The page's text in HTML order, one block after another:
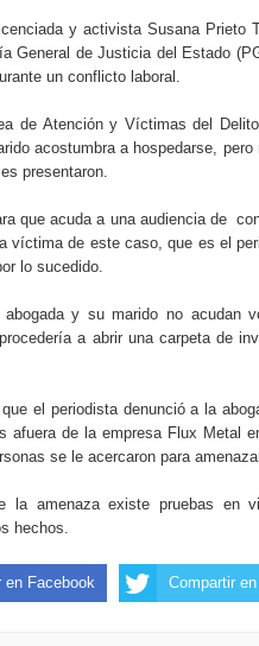
hasta 30% sus ventas por
móvil
y activista Susana Prieto
General de Justicia del Estado
un conflicto laboral.
de Atención y Víctimas del
acostumbra a hospedarse,
presentaron.
que acuda a una audiencia de
víctima de este caso, que es el
lo sucedido.
y su marido no acudan
a abrir una carpeta de
el periodista denunció a la
afuera de la empresa Flux Metal
se le acercaron para
la amenaza existe pruebas
hechos.
en Facebook Compartir